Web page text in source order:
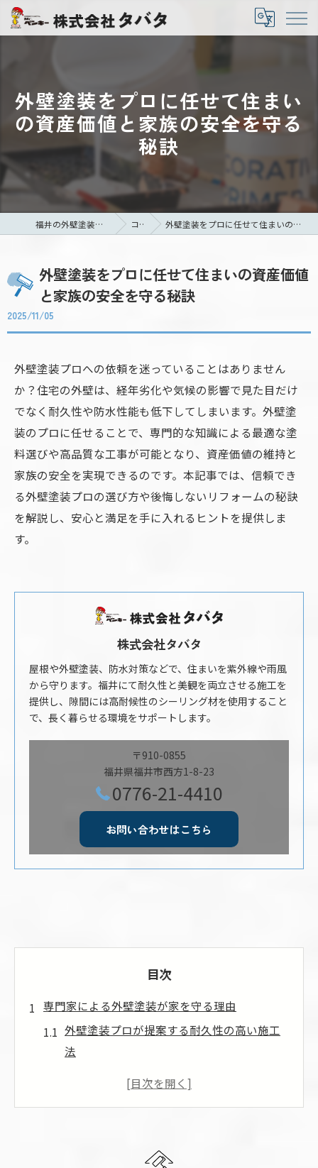
外壁塗装をプロに任せて住まい
の資産価値と家族の安全を守る
秘訣
福井の外壁塗装なら株式会社タバタ コラム 外壁塗装をプロに任せて住まいの資産価値と家族の安全を守る秘訣
外壁塗装をプロに任せて住まいの資産価値
と家族の安全を守る秘訣
2025/11/05
外壁塗装プロへの依頼を迷っていることはありません
か？住宅の外壁は、経年劣化や気候の影響で見た目だけ
でなく耐久性や防水性能も低下してしまいます。外壁塗
装のプロに任せることで、専門的な知識による最適な塗
料選びや高品質な工事が可能となり、資産価値の維持と
家族の安全を実現できるのです。本記事では、信頼でき
る外壁塗装プロの選び方や後悔しないリフォームの秘訣
を解説し、安心と満足を手に入れるヒントを提供しま
す。
株式会社タバタ
屋根や外壁塗装、防水対策などで、住まいを紫外線や雨風
から守ります。福井にて耐久性と美観を両立させる施工を
提供し、隙間には高耐候性のシーリング材を使用すること
で、長く暮らせる環境をサポートします。
〒910-0855
福井県福井市西方1-8-23
0776-21-4410
お問い合わせはこちら
目次
専門家による外壁塗装が家を守る理由
外壁塗装プロが提案する耐久性の高い施工
法
外壁塗装で家族の安全を守るプロの視点
外壁塗装で資産価値を維持する専門家の技